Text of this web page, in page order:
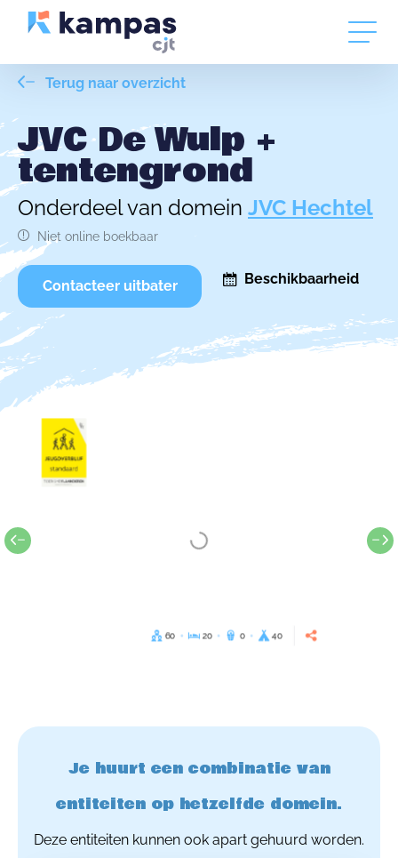
Terug naar overzicht
JVC De Wulp +
tentengrond
Onderdeel van domein JVC Hechtel
Niet online boekbaar
Contacteer uitbater Beschikbaarheid
60 20 0 40
Je huurt een combinatie van
entiteiten op hetzelfde domein.
Deze entiteiten kunnen ook apart gehuurd worden.